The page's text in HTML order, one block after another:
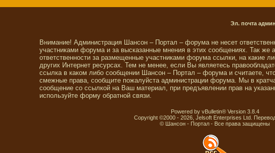
Эл. почта
Внимание! Администрация Шансон – Портал – форума не несет
участниками форума и за высказанные мнения в этих сообщениях. Так же
ответственности за размещенные участниками форума ссылки, на какие
других Интернет ресурсах. Тем не менее, если Вы являетесь
ссылка в каком либо сообщении Шансон – Портал – форума и считаете,
смежные права, сообщите пожалуйста администрации форума. Мы в
сообщение со ссылкой на Ваш материал, при предъявлении прав на
используйте форму обратной связи.
Powered by vBulletin® Version 3.8.4
Copyright ©2000 - 2026, Jelsoft Enterprises Ltd.
© Шансон - Портал - Все права защищены